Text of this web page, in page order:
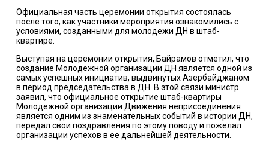
Официальная часть церемонии открытия состоялась
после того, как участники мероприятия ознакомились с
условиями, созданными для молодежи ДН в штаб-
квартире.
Выступая на церемонии открытия, Байрамов отметил, что
создание Молодежной организации ДН является одной из
самых успешных инициатив, выдвинутых Азербайджаном
в период председательства в ДН. В этой связи министр
заявил, что официальное открытие штаб-квартиры
Молодежной организации Движения неприсоединения
является одним из знаменательных событий в истории ДН,
передал свои поздравления по этому поводу и пожелал
организации успехов в ее дальнейшей деятельности.